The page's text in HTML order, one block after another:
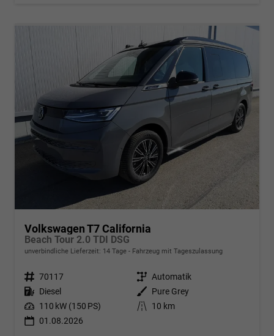
Volkswagen T7 California
Beach Tour 2.0 TDI DSG
unverbindliche Lieferzeit: 14 Tage Fahrzeug mit Tageszulassung
Fahrzeugnr. 70117 Getriebe Automatik
Kraftstoff Diesel Außenfarbe
Pure Grey
Leistung 110 kW (150 PS) Kilometerstand
10 km
01.08.2026